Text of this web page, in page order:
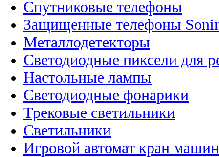
Спутниковые телефоны
Защищенные телефоны
Металлодетекторы
Светодиодные пиксели для
Настольные лампы
Светодиодные фонарики
Трековые светильники
Светильники
Игровой автомат кран